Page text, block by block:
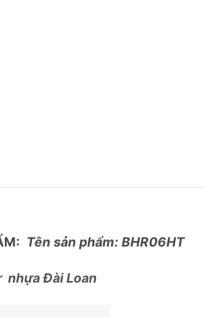
Tên sản phẩm: BHR06HT
nhựa Đài Loan